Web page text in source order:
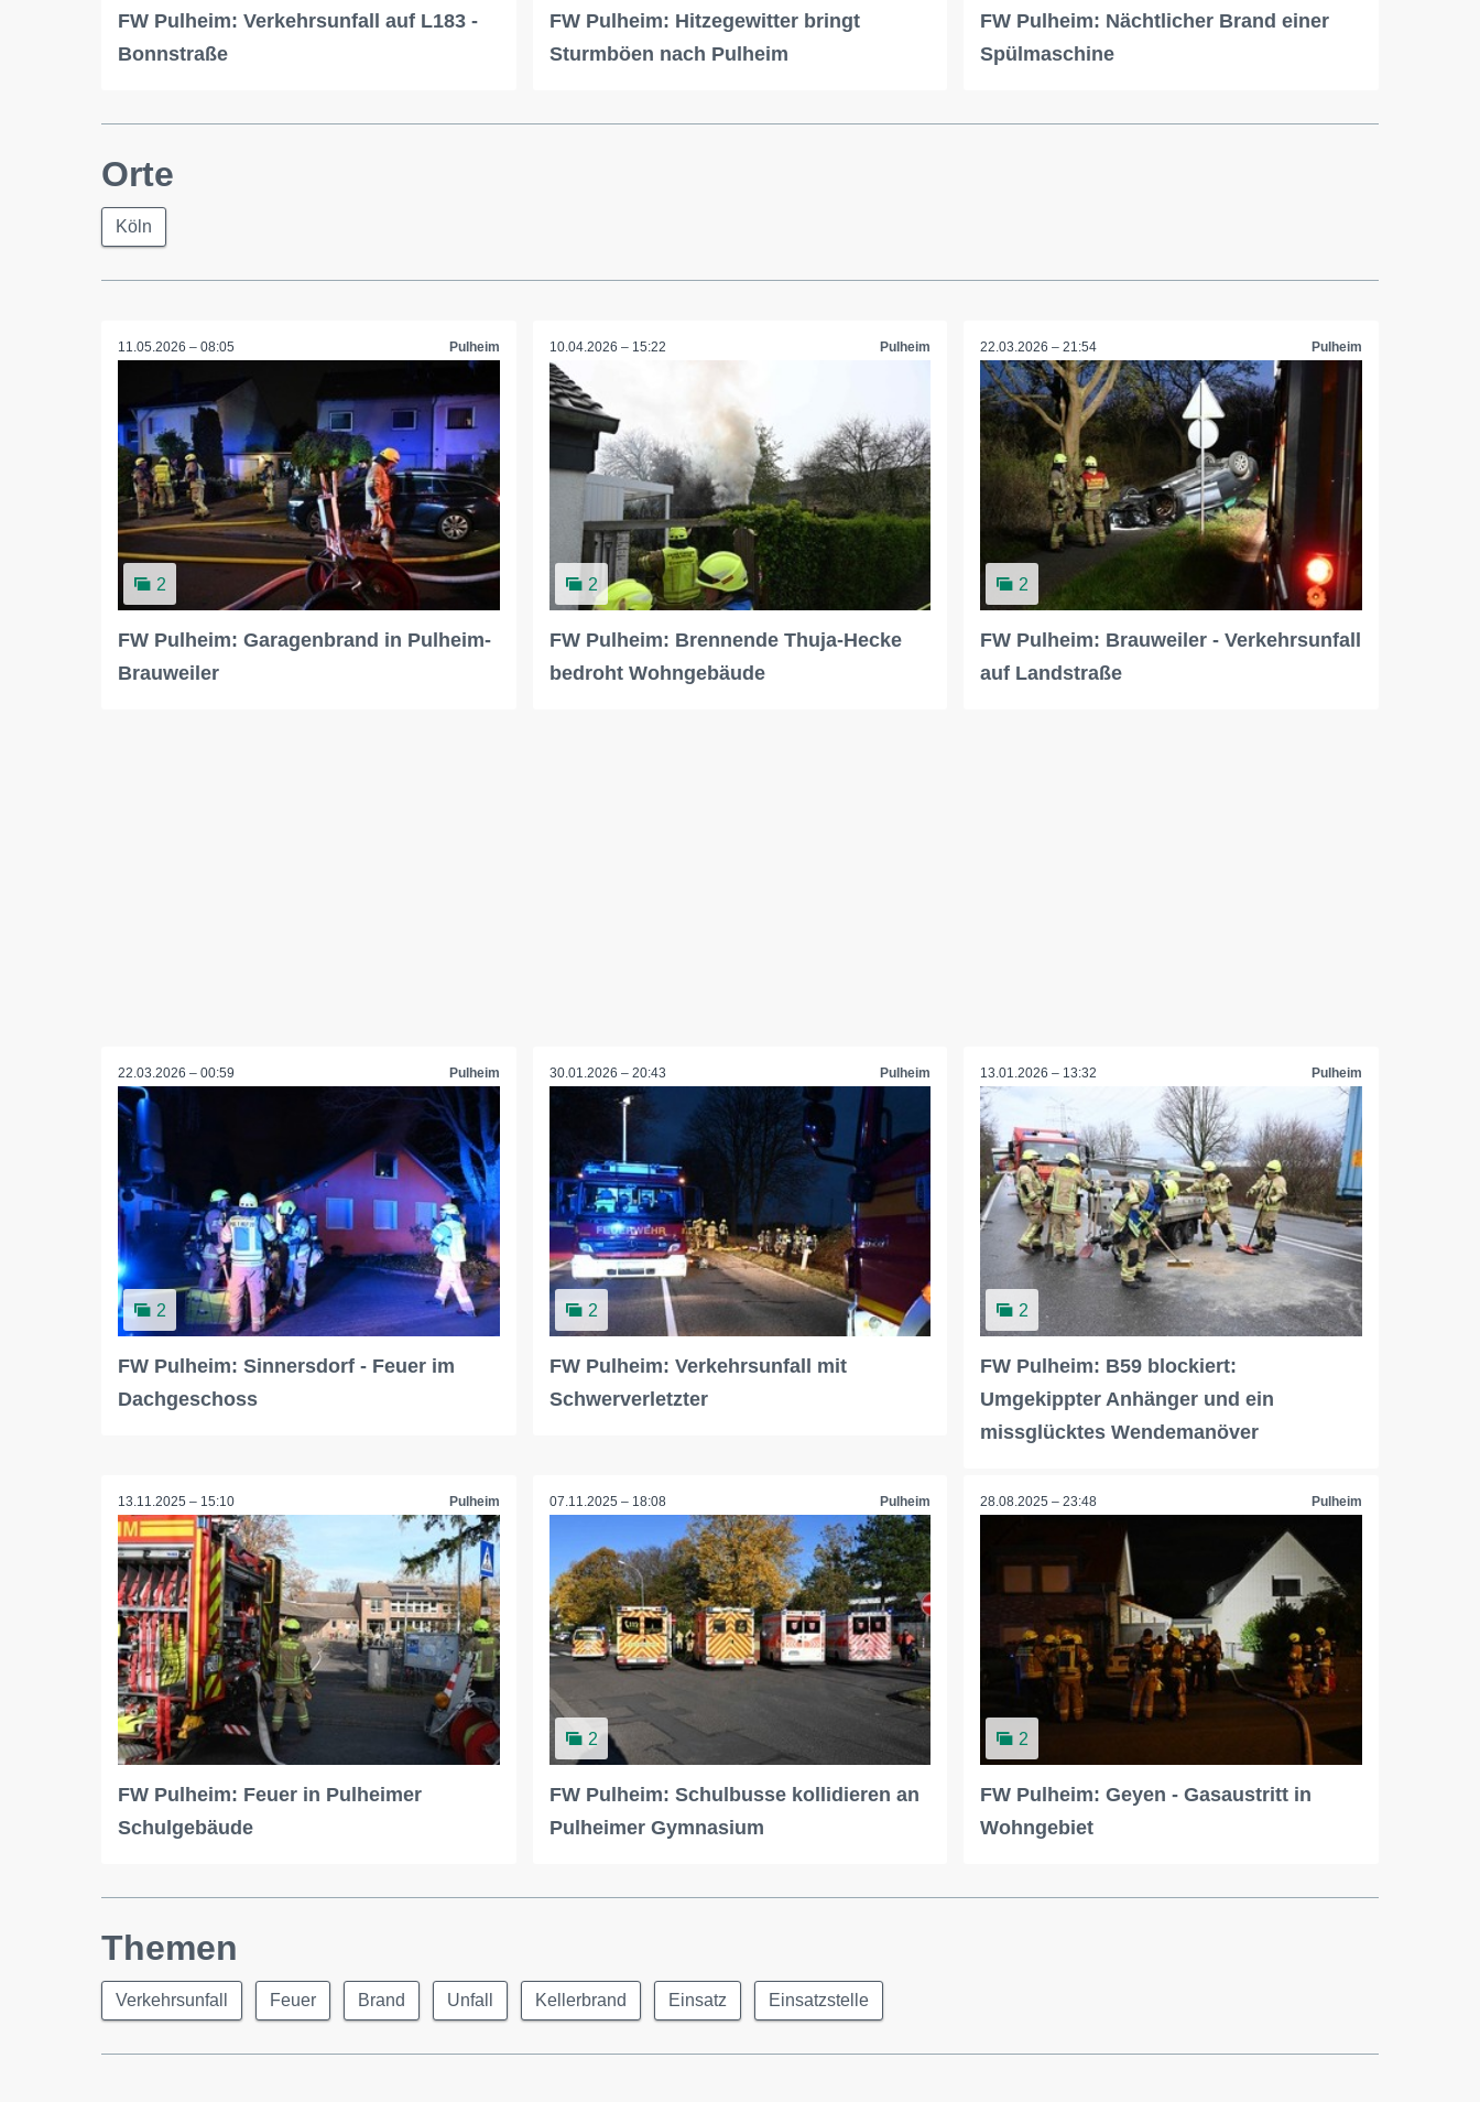
FW Pulheim: Verkehrsunfall auf L183 -
Bonnstraße
FW Pulheim: Hitzegewitter bringt
Sturmböen nach Pulheim
FW Pulheim: Nächtlicher Brand einer
Spülmaschine
Orte
Köln
11.05.2026 – 08:05 Pulheim
2
FW Pulheim: Garagenbrand in Pulheim-
Brauweiler
10.04.2026 – 15:22 Pulheim
2
FW Pulheim: Brennende Thuja-Hecke
bedroht Wohngebäude
22.03.2026 – 21:54 Pulheim
2
FW Pulheim: Brauweiler - Verkehrsunfall
auf Landstraße
22.03.2026 – 00:59 Pulheim
2
FW Pulheim: Sinnersdorf - Feuer im
Dachgeschoss
30.01.2026 – 20:43 Pulheim
2
FW Pulheim: Verkehrsunfall mit
Schwerverletzter
13.01.2026 – 13:32 Pulheim
2
FW Pulheim: B59 blockiert:
Umgekippter Anhänger und ein
missglücktes Wendemanöver
13.11.2025 – 15:10 Pulheim
FW Pulheim: Feuer in Pulheimer
Schulgebäude
07.11.2025 – 18:08 Pulheim
2
FW Pulheim: Schulbusse kollidieren an
Pulheimer Gymnasium
28.08.2025 – 23:48 Pulheim
2
FW Pulheim: Geyen - Gasaustritt in
Wohngebiet
Themen
Verkehrsunfall Feuer Brand Unfall Kellerbrand Einsatz Einsatzstelle